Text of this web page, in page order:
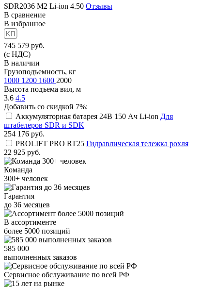
SDR2036 M2 Li-ion 4.50 Отзывы
В сравнение
В избранное
745 579 руб.
(с НДС)
В наличии
Грузоподъемность, кг
1000 1200 1600 2000
Высота подъема вил, м
3.6 4.5
Добавить со скидкой 7%:
Аккумуляторная батарея 24В 150 Ач Li-ion Для
штабелеров SDR и SDK
254 176 руб.
PROLIFT PRO RT25 Гидравлическая тележка рохля
22 925 руб.
Команда
300+ человек
Гарантия
до 36 месяцев
В ассортименте
более 5000 позиций
585 000
выполненных заказов
Сервисное обслуживание по всей РФ